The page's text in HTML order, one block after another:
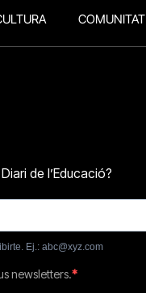
COMUNITAT